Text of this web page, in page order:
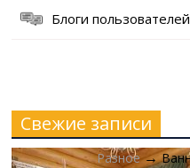
Блоги пользователей
Свежие записи
Разное →